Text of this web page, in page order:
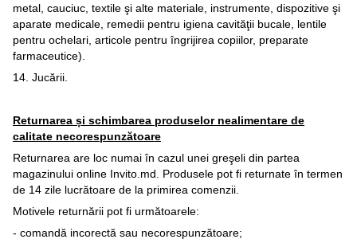
metal, cauciuc, textile şi alte materiale, instrumente, dispozitive şi
aparate medicale, remedii pentru igiena cavităţii bucale, lentile
pentru ochelari, articole pentru îngrijirea copiilor, preparate
farmaceutice).
14. Jucării.
Returnarea și schimbarea produselor nealimentare de
calitate necorespunzătoare
Returnarea are loc numai în cazul unei greşeli din partea
magazinului online Invito.md. Produsele pot fi returnate în termen
de 14 zile lucrătoare de la primirea comenzii.
Motivele returnării pot fi următoarele:
- comandă incorectă sau necorespunzătoare;